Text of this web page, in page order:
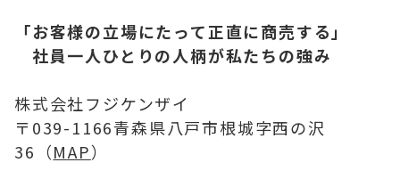
「お客様の立場にたって正直に商売する」
社員一人ひとりの人柄が私たちの強み
株式会社フジケンザイ
〒039-1166青森県八戸市根城字西の沢
36（MAP）